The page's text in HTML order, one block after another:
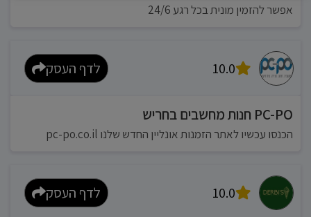
אפשר להזמין מונית בכל רגע 24/6
10.0 לדף העסק
PC-PO חנות מחשבים בחריש
הכנסו עכשיו לאתר הזמנות אונליין החדש שלנו pc-po.co.il
10.0 לדף העסק